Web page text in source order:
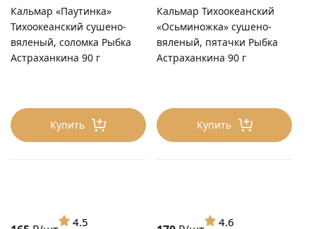
Купить
Кальмар «Паутинка»
Тихоокеанский сушено-
вяленый, соломка Рыбка
Астраханкина 90 г
4.5
Купить
Кальмар Тихоокеанский
«Осьминожка» сушено-
вяленый, пятачки Рыбка
Астраханкина 90 г
4.6